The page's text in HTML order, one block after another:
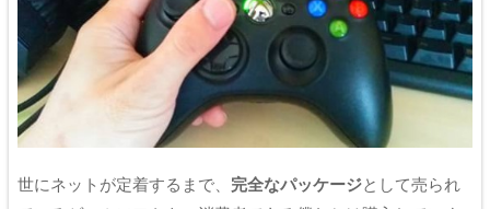
世にネットが定着するまで、 完全なパッケージとして売られ